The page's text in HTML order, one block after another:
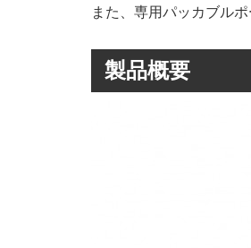
また、専用パッカブル
製品概要